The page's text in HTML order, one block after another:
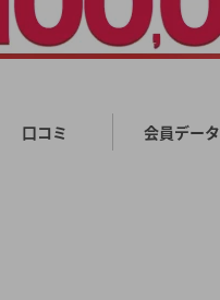
口コミ 会員データ